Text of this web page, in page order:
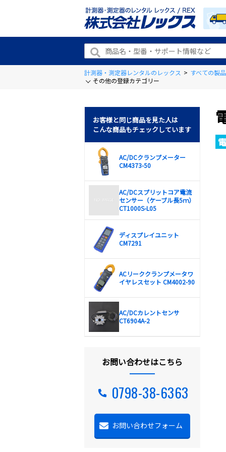
計測器・測定器レンタルのレックス > すべての製品
その他の登録カテゴリー
お客様と同じ商品を見た人は
こんな商品もチェックしています
AC/DCクランプメーター
CM4373-50
AC/DCスプリットコア電流
センサー（ケーブル長5ｍ）
CT1000S-L05
ディスプレイユニット
CM7291
ACリーククランプメータワ
イヤレスセット CM4002-90
AC/DCカレントセンサ
CT6904A-2
お問い合わせはこちら
0798-38-6363
お問い合わせフォーム